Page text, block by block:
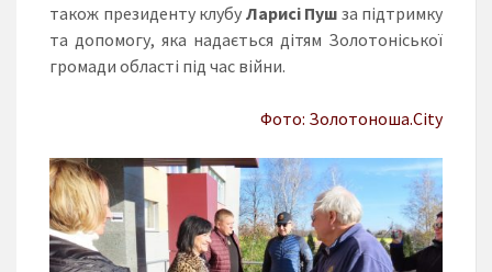
також президенту клубу Ларисі Пуш за підтримку
та допомогу, яка надається дітям Золотоніської
громади області під час війни.
Фото: Золотоноша.City